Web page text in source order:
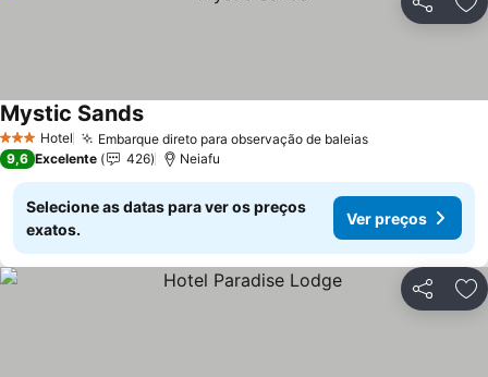
Partilhar
3 EstrelasHotel Embarque direto para observação de baleiasVer preços
Mystic SandsVer preços
9,6 Excelente 426 Neiafu
Selecione as datas para ver os preços
exatos.
Ver preços
Partilhar